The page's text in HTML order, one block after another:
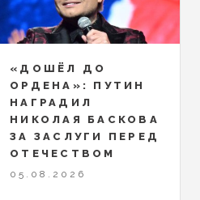
«ДОШЁЛ ДО
ОРДЕНА»: ПУТИН
НАГРАДИЛ
НИКОЛАЯ БАСКОВА
ЗА ЗАСЛУГИ ПЕРЕД
ОТЕЧЕСТВОМ
05.08.2026